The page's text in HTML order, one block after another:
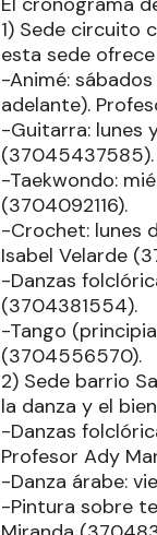
1) Sede circuito
esta sede
-Animé:
adelante).
-Guitarra: lunes
(37045437585).
-Taekwondo:
(3704092116).
-Crochet: lunes
Isabel Velarde
-Danzas
(3704381554).
-Tango
(3704556570).
2) Sede barrio
la danza y el
-Danzas
Profesor Ady
-Danza árabe:
-Pintura sobre